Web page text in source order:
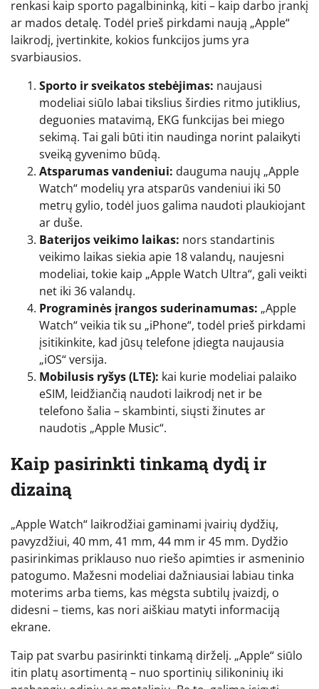
renkasi kaip sporto pagalbininką, kiti – kaip darbo įrankį
ar mados detalę. Todėl prieš pirkdami naują „Apple“
laikrodį, įvertinkite, kokios funkcijos jums yra
svarbiausios.
Sporto ir sveikatos stebėjimas: naujausi
modeliai siūlo labai tikslius širdies ritmo jutiklius,
deguonies matavimą, EKG funkcijas bei miego
sekimą. Tai gali būti itin naudinga norint palaikyti
sveiką gyvenimo būdą.
Atsparumas vandeniui: dauguma naujų „Apple
Watch“ modelių yra atsparūs vandeniui iki 50
metrų gylio, todėl juos galima naudoti plaukiojant
ar duše.
Baterijos veikimo laikas: nors standartinis
veikimo laikas siekia apie 18 valandų, naujesni
modeliai, tokie kaip „Apple Watch Ultra“, gali veikti
net iki 36 valandų.
Programinės įrangos suderinamumas: „Apple
Watch“ veikia tik su „iPhone“, todėl prieš pirkdami
įsitikinkite, kad jūsų telefone įdiegta naujausia
„iOS“ versija.
Mobilusis ryšys (LTE): kai kurie modeliai palaiko
eSIM, leidžiančią naudoti laikrodį net ir be
telefono šalia – skambinti, siųsti žinutes ar
naudotis „Apple Music“.
Kaip pasirinkti tinkamą dydį ir
dizainą
„Apple Watch“ laikrodžiai gaminami įvairių dydžių,
pavyzdžiui, 40 mm, 41 mm, 44 mm ir 45 mm. Dydžio
pasirinkimas priklauso nuo riešo apimties ir asmeninio
patogumo. Mažesni modeliai dažniausiai labiau tinka
moterims arba tiems, kas mėgsta subtilų įvaizdį, o
didesni – tiems, kas nori aiškiau matyti informaciją
ekrane.
Taip pat svarbu pasirinkti tinkamą dirželį. „Apple“ siūlo
itin platų asortimentą – nuo sportinių silikoninių iki